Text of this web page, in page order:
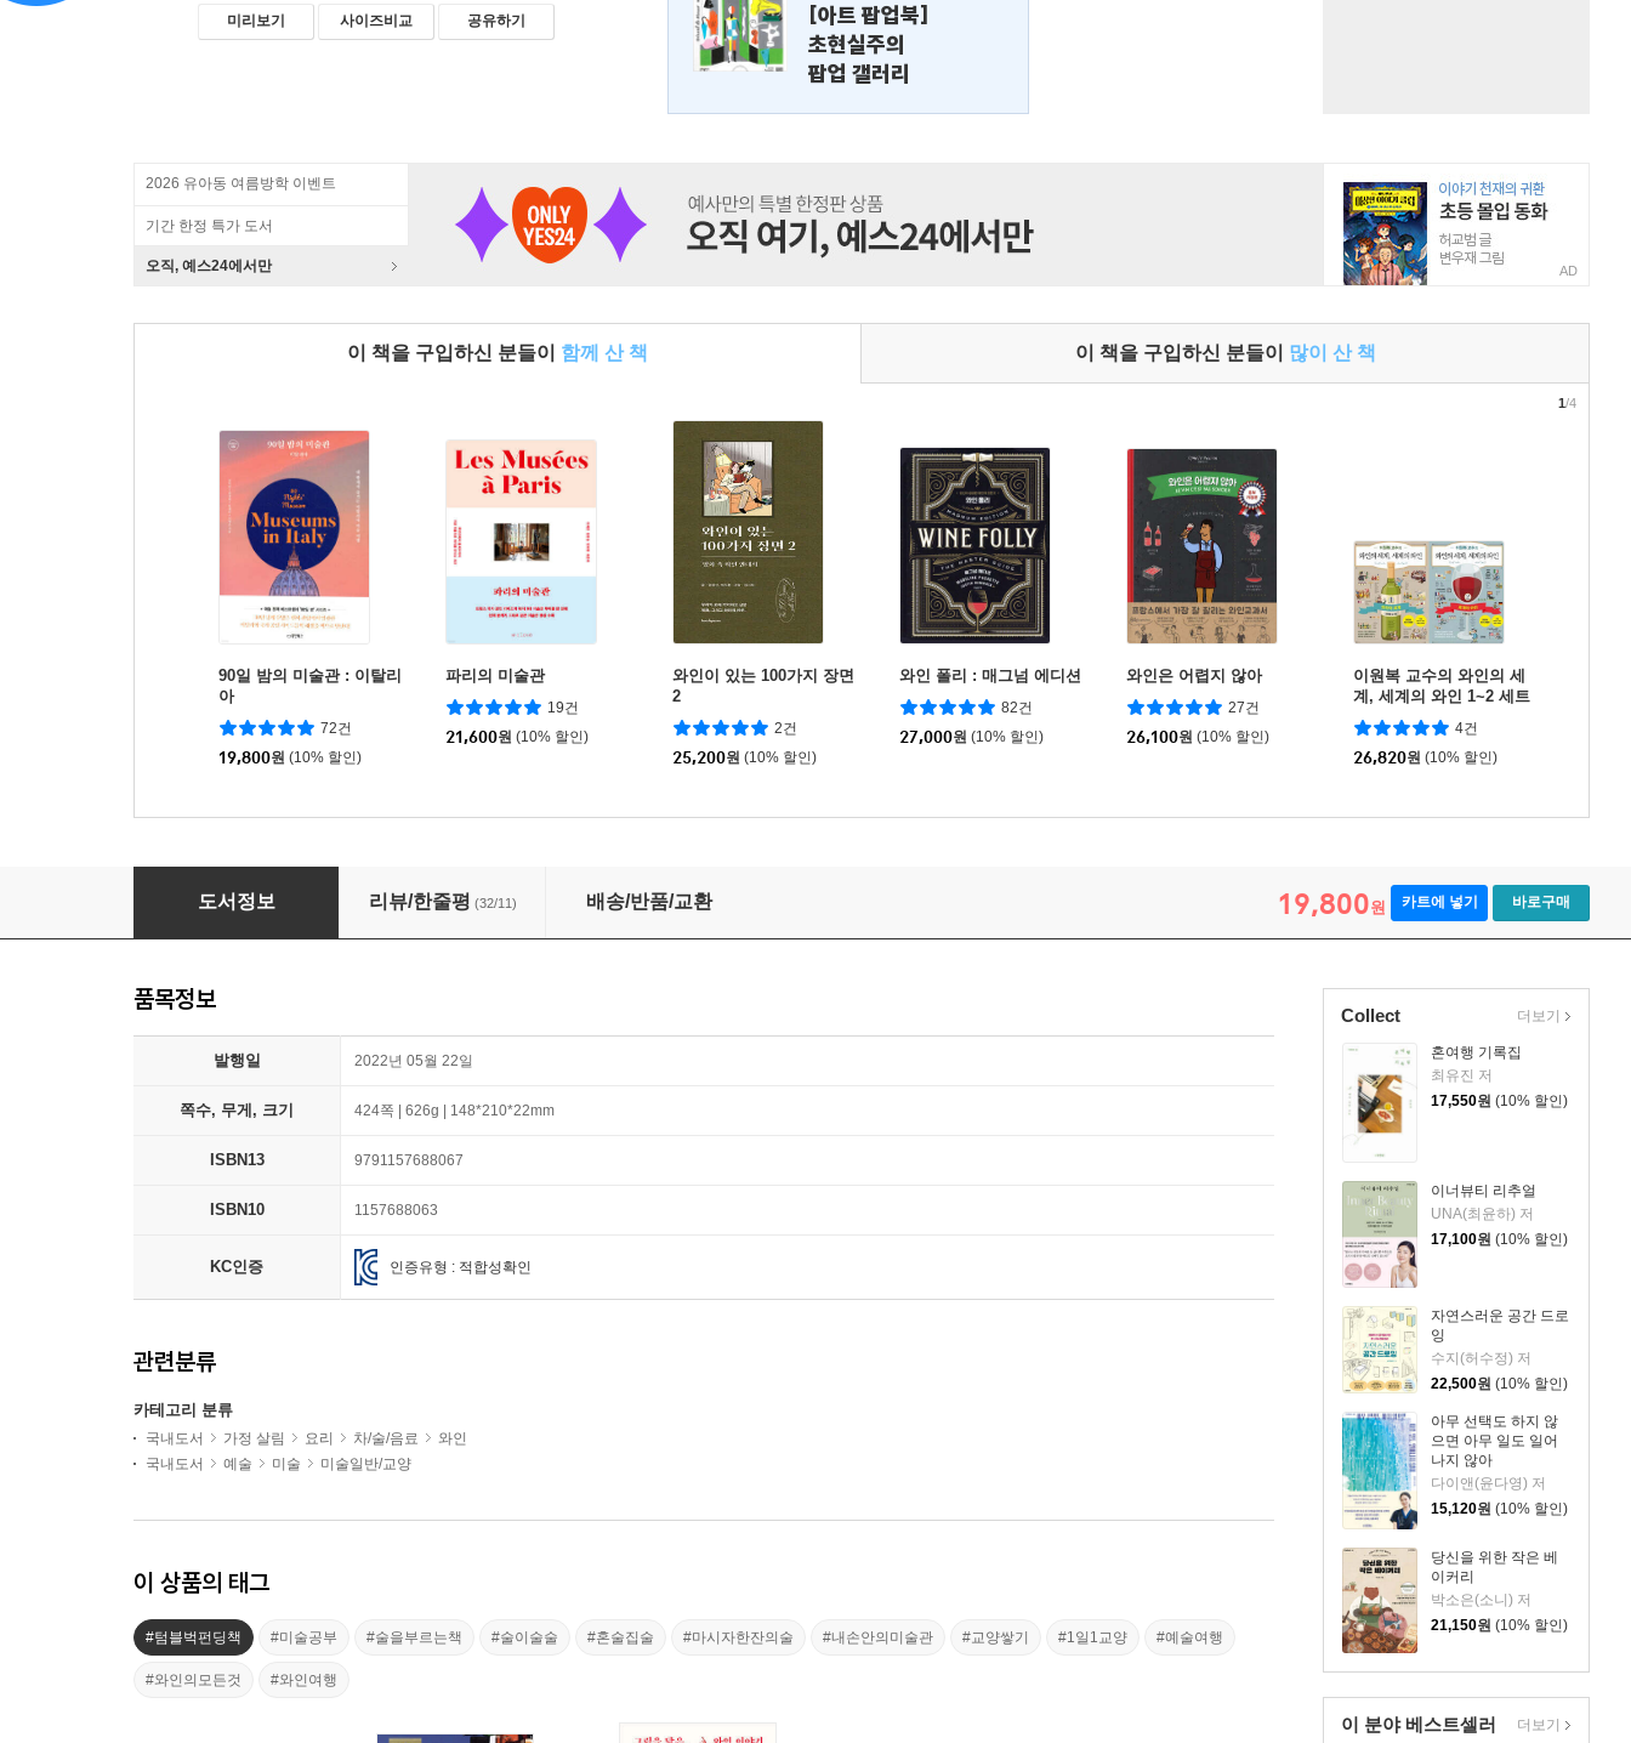
미리보기 사이즈비교 공유하기
[아트 팝업북]
초현실주의
팝업 갤러리
2026 유아동 여름방학 이벤트
기간 한정 특가 도서
오직, 예스24에서만 AD
이 책을 구입하신 분들이 함께 산 책 이 책을 구입하신 분들이 많이 산 책
90일 밤의 미술관 : 이탈리
아
72건
19,800원 (10% 할인)
파리의 미술관
19건
21,600원 (10% 할인)
와인이 있는 100가지 장면
2
2건
25,200원 (10% 할인)
와인 폴리 : 매그넘 에디션
82건
27,000원 (10% 할인)
와인은 어렵지 않아
27건
26,100원 (10% 할인)
이원복 교수의 와인의 세
계, 세계의 와인 1~2 세트
4건
26,820원 (10% 할인)
1/4
그림을 닮은 와인 이야기
도서정보 리뷰/한줄평 (32/11) 배송/반품/교환 19,800원 카트에 넣기 바로구매
Collect
혼여행 기록집
최유진 저
17,550원 (10% 할인)
이너뷰티 리추얼
UNA(최윤하) 저
17,100원 (10% 할인)
자연스러운 공간 드로
잉
수지(허수정) 저
22,500원 (10% 할인)
아무 선택도 하지 않
으면 아무 일도 일어
나지 않아
다이앤(윤다영) 저
15,120원 (10% 할인)
당신을 위한 작은 베
이커리
박소은(소니) 저
21,150원 (10% 할인)
더보기
이 분야 베스트셀러 더보기
품목정보
발행일 2022년 05월 22일
쪽수, 무게, 크기 424쪽 | 626g | 148*210*22mm
ISBN13 9791157688067
ISBN10 1157688063
KC인증 인증유형 : 적합성확인
관련분류
카테고리 분류
국내도서 가정 살림 요리 차/술/음료
와인
국내도서
예술 미술 미술일반/교양
이 상품의 태그
#텀블벅펀딩책 #미술공부 #술을부르는책 #술이술술 #혼술집술 #마시자한잔의술 #내손안의미술관 #교양쌓기 #1일1교양 #예술여행
#와인의모든것 #와인여행